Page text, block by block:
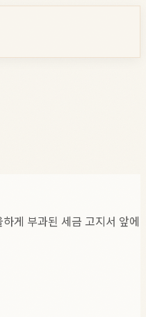
게 부과된 세금 고지서 앞에